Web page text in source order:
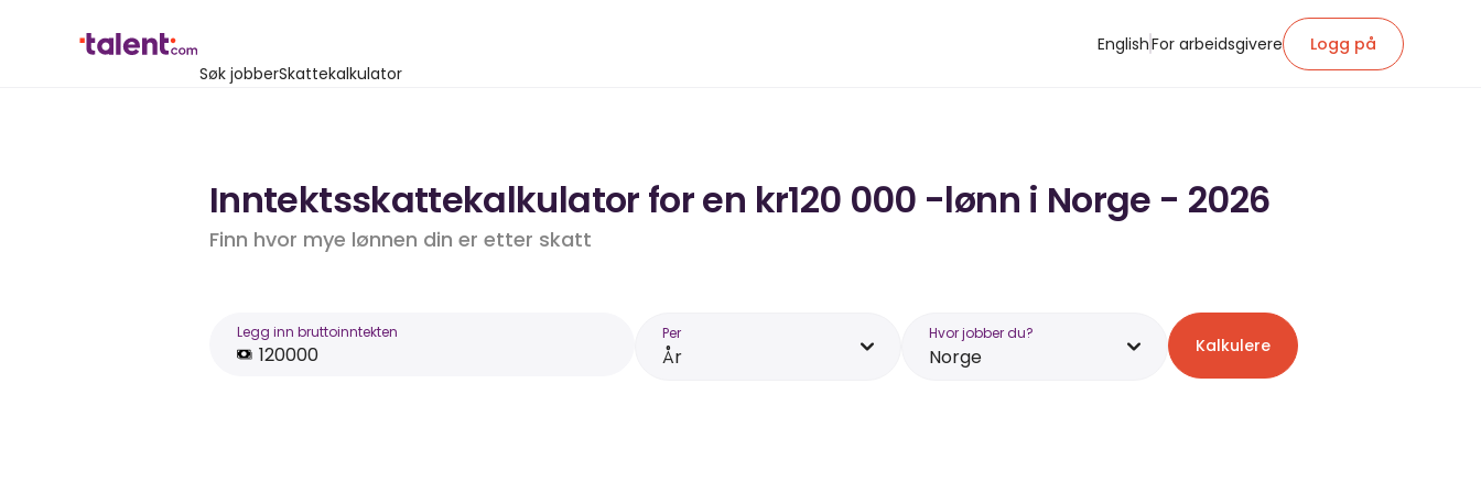
Søk jobberSkattekalkulator
EnglishFor arbeidsgivere Logg på
Inntektsskattekalkulator for en kr120 000 -lønn i Norge - 2026
Finn hvor mye lønnen din er etter skatt
Legg inn bruttoinntekten Per
År
Hvor jobber du?
Norge Kalkulere